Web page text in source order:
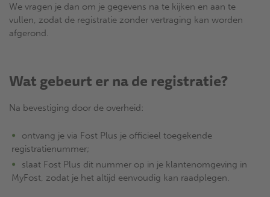
We vragen je dan om je gegevens na te kijken en aan te
vullen, zodat de registratie zonder vertraging kan worden
afgerond.
Wat gebeurt er na de registratie?
Na bevestiging door de overheid:
ontvang je via Fost Plus je officieel toegekende
registratienummer;
slaat Fost Plus dit nummer op in je klantenomgeving in
MyFost, zodat je het altijd eenvoudig kan raadplegen.